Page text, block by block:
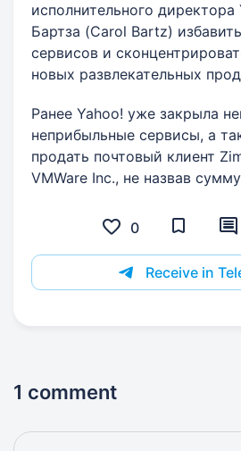
исполнительного директора
Бартза (Carol Bartz)
сервисов и
новых развлекательных
Ранее Yahoo! уже закрыла
неприбыльные сервисы, а
продать почтовый клиент
VMWare Inc., не назвав
0
Receive in
1 comment